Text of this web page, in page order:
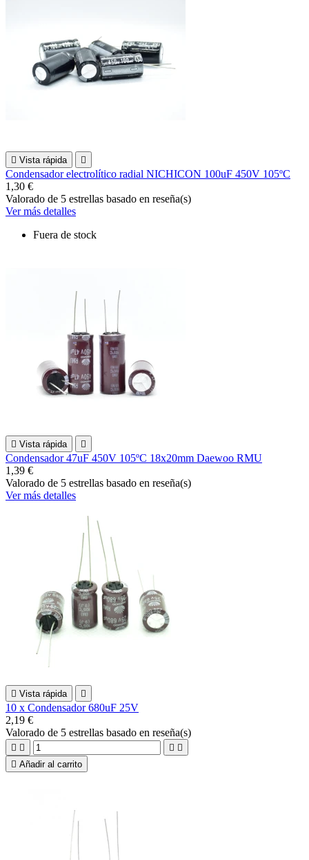
 Vista rápida 
Condensador electrolítico radial NICHICON 100uF 450V 105ºC
1,30 €
Valorado de 5 estrellas basado en reseña(s)
Ver más detalles
Fuera de stock
 Vista rápida 
Condensador 47uF 450V 105ºC 18x20mm Daewoo RMU
1,39 €
Valorado de 5 estrellas basado en reseña(s)
Ver más detalles
 Vista rápida 
10 x Condensador 680uF 25V
2,19 €
Valorado de 5 estrellas basado en reseña(s)
   
 Añadir al carrito